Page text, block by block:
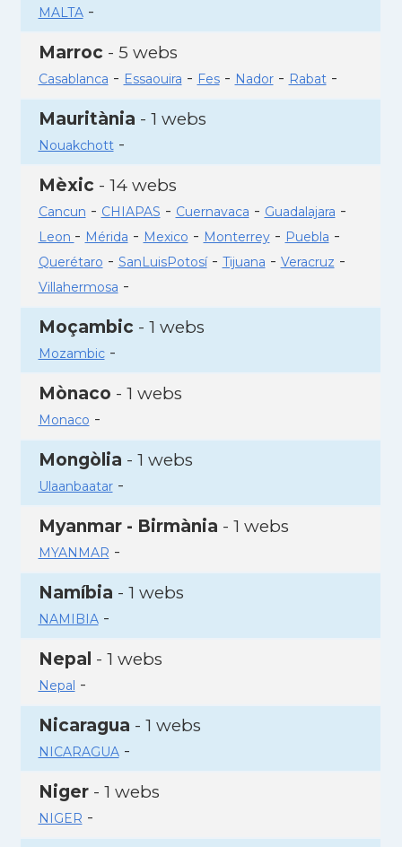
MALTA-
Marroc - 5 webs
Casablanca - Essaouira - Fes- Nador- Rabat-
Mauritània - 1 webs
Nouakchott-
Mèxic - 14 webs
Cancun - CHIAPAS - Cuernavaca - Guadalajara -
Leon - Mérida - Mexico - Monterrey- Puebla -
Querétaro - SanLuisPotosí- Tijuana - Veracruz -
Villahermosa -
Moçambic - 1 webs
Mozambic-
Mònaco - 1 webs
Monaco -
Mongòlia - 1 webs
Ulaanbaatar-
Myanmar - Birmània - 1 webs
MYANMAR -
Namíbia - 1 webs
NAMIBIA-
Nepal - 1 webs
Nepal -
Nicaragua - 1 webs
NICARAGUA-
Niger- 1 webs
NIGER -